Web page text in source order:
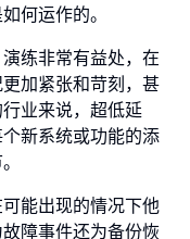
何运作的。
练非常有益处，在
加紧张和苛刻，甚
业来说，超低延
新系统或功能的添
能出现的情况下他
障事件还为备份恢